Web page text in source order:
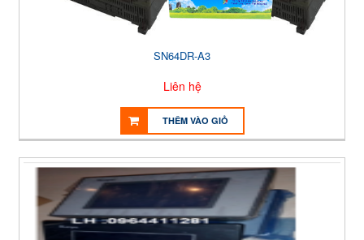
SN64DR-A3
Liên hệ
THÊM VÀO GIỎ